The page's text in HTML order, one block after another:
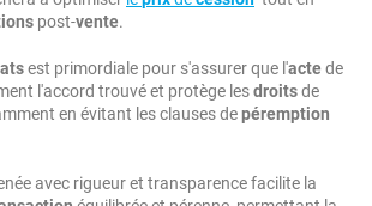
post-vente.
est primordiale pour s'assurer que l'actede
l'accord trouvé et protège lesdroitsde
en évitant les clauses depéremption
avec rigueur et transparence facilite la